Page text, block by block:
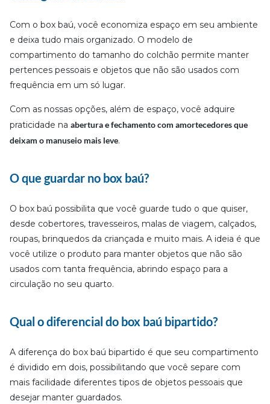
Com o box baú, você economiza espaço em seu ambiente
e deixa tudo mais organizado. O modelo de
compartimento do tamanho do colchão permite manter
pertences pessoais e objetos que não são usados com
frequência em um só lugar.
Com as nossas opções, além de espaço, você adquire
praticidade na abertura e fechamento com amortecedores que
deixam o manuseio mais leve.
O que guardar no box baú?
O box baú possibilita que você guarde tudo o que quiser,
desde cobertores, travesseiros, malas de viagem, calçados,
roupas, brinquedos da criançada e muito mais. A ideia é que
você utilize o produto para manter objetos que não são
usados com tanta frequência, abrindo espaço para a
circulação no seu quarto.
Qual o diferencial do box baú bipartido?
A diferença do box baú bipartido é que seu compartimento
é dividido em dois, possibilitando que você separe com
mais facilidade diferentes tipos de objetos pessoais que
desejar manter guardados.